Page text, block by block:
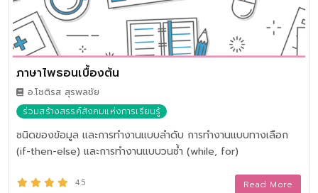
ภาษาไพธอนเบื้องต้น
อ.โชติรส สุรพลชัย
ร่วมสร้างสรรค์สังคมแห่งการเรียนรู้
ชนิดของข้อมูล และการทำงานแบบลำดับ การทำงานแบบทางเลือก
(if-then-else) และการทำงานแบบวนซ้ำ (while, for)
4.5 Read More